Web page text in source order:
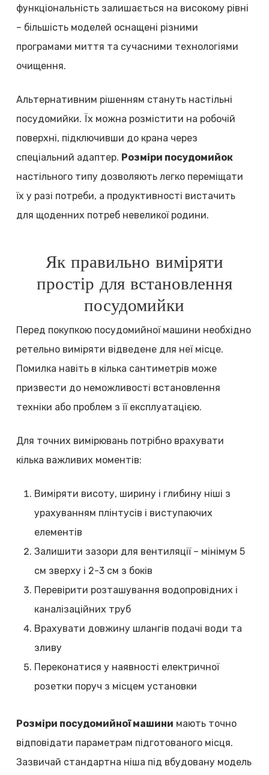
функціональність залишається на високому рівні
– більшість моделей оснащені різними
програмами миття та сучасними технологіями
очищення.
Альтернативним рішенням стануть настільні
посудомийки. Їх можна розмістити на робочій
поверхні, підключивши до крана через
спеціальний адаптер. Розміри посудомийок
настільного типу дозволяють легко переміщати
їх у разі потреби, а продуктивності вистачить
для щоденних потреб невеликої родини.
Як правильно виміряти
простір для встановлення
посудомийки
Перед покупкою посудомийної машини необхідно
ретельно виміряти відведене для неї місце.
Помилка навіть в кілька сантиметрів може
призвести до неможливості встановлення
техніки або проблем з її експлуатацією.
Для точних вимірювань потрібно врахувати
кілька важливих моментів:
Виміряти висоту, ширину і глибину ніші з
урахуванням плінтусів і виступаючих
елементів
Залишити зазори для вентиляції – мінімум 5
см зверху і 2-3 см з боків
Перевірити розташування водопровідних і
каналізаційних труб
Врахувати довжину шлангів подачі води та
зливу
Переконатися у наявності електричної
розетки поруч з місцем установки
Розміри посудомийної машини мають точно
відповідати параметрам підготованого місця.
Зазвичай стандартна ніша під вбудовану модель